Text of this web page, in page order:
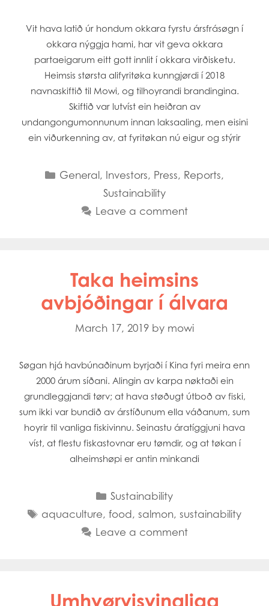
Vit hava latið úr hondum okkara fyrstu ársfrásøgn í
okkara nýggja hami, har vit geva okkara
partaeigarum eitt gott innlit í okkara virðisketu.
Heimsis størsta alifyritøka kunngjørdi í 2018
navnaskiftið til Mowi, og tilhoyrandi brandingina.
Skiftið var lutvíst ein heiðran av
undangongumonnunum innan laksaaling, men eisini
ein viðurkenning av, at fyritøkan nú eigur og stýrir
Categories
General, Investors, Press, Reports,
Sustainability
Leave a comment
Taka heimsins
avbjóðingar í álvara
March 17, 2019 by mowi
Søgan hjá havbúnaðinum byrjaði í Kina fyri meira enn
2000 árum síðani. Alingin av karpa nøktaði ein
grundleggjandi tørv; at hava støðugt útboð av fiski,
sum ikki var bundið av árstíðunum ella váðanum, sum
hoyrir til vanliga fiskivinnu. Seinastu áratíggjuni hava
víst, at flestu fiskastovnar eru tømdir, og at tøkan í
alheimshøpi er antin minkandi
Categories
Sustainability
Tags
aquaculture,food,salmon,sustainability
Leave a comment
Umhvørvisvinaliga
Mowi Chile